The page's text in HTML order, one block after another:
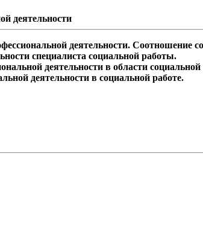
деятельности
деятельности. Соотношение
специалиста социальной работы.
деятельности в области
деятельности в социальной работе.
году